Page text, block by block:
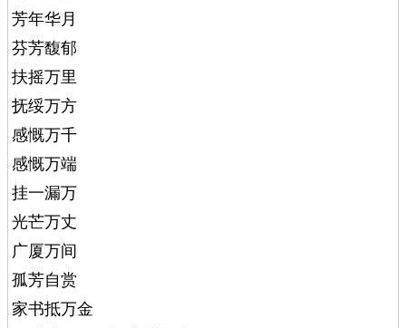
芳年华月
芬芳馥郁
扶摇万里
抚绥万方
感慨万千
感慨万端
挂一漏万
光芒万丈
广厦万间
孤芳自赏
家书抵万金